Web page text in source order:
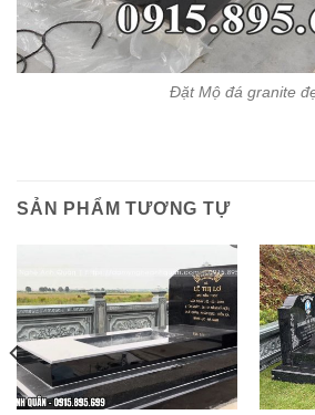
Đặt Mộ đá granite
SẢN PHẨM TƯƠNG TỰ